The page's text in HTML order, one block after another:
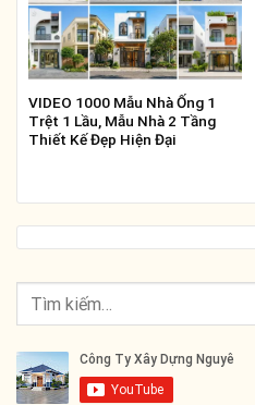
VIDEO 1000 Mẫu Nhà Ống 1
Trệt 1 Lầu, Mẫu Nhà 2 Tầng
Thiết Kế Đẹp Hiện Đại